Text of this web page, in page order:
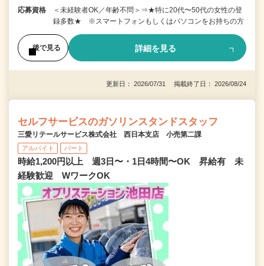
応募資格
＜未経験者OK／年齢不問＞⇒★特に20代〜50代の女性の登
録多数★ ※スマートフォンもしくはパソコンをお持ちの方
後で見る 詳細を見る
更新日： 2026/07/31 掲載終了日： 2026/08/24
セルフサービスのガソリンスタンドスタッフ
三愛リテールサービス株式会社 西日本支店 小売第二課
アルバイト パート
時給1,200円以上 週3日〜・1日4時間〜OK 昇給有 未
経験歓迎 WワークOK